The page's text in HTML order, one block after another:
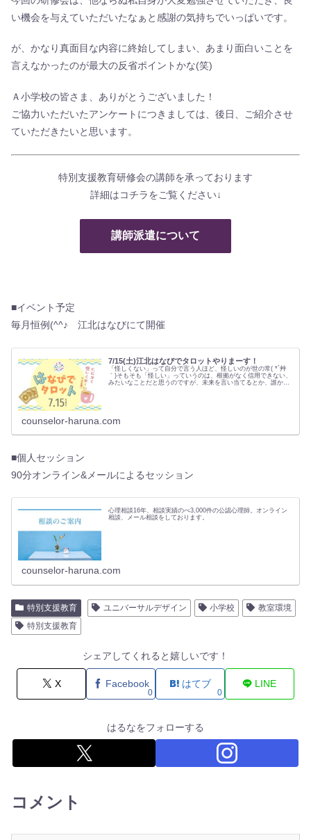
い機会を与えていただいたなぁと感謝の気持ちでいっぱいです。
が、かなり真面目な内容に終始してしまい、あまり面白いことを
言えなかったのが最大の反省ポイントかな(笑)
Ａ小学校の皆さま、ありがとうございました！
ご協力いただいたアンケートにつきましては、後日、ご紹介させ
ていただきたいと思います。
特別支援教育研修会の講師を承っております
詳細はコチラをご覧ください↓
講師派遣について
■イベント予定
毎月恒例(^^♪ 江北はなびにて開催
7/15(土)江北はなびでタロットやりまーす！
「怪しくない」って自分で言う人ほど、怪しいのが世の常( *´艸
｀)そもそも「怪しい」っていうのは、根拠がなく信用できない、
みたいなことだと思うのですが、未来を言い当てるとか、誰かの
counselor-haruna.com
■個人セッション
90分オンライン&メールによるセッション
心理相談16年、相談実績のべ3,000件の公認心理師。オンライン
相談、メール相談をしております。
counselor-haruna.com
特別支援教育 ユニバーサルデザイン 小学校
教室環境
特別支援教育
シェアしてくれると嬉しいです！
X Facebook
0
はてブ
0
LINE
はるなをフォローする
コメント